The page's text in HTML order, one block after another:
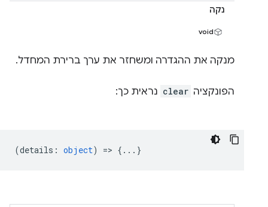
נקה
void
מנקה את ההגדרה ומשחזר את ערך ברירת המחדל.
הפונקציה clear נראית כך:
(details : object) => {...}